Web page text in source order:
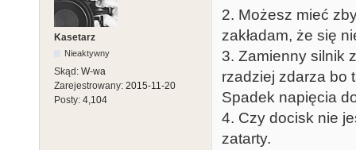
Kasetarz
Nieaktywny
Skąd: W-wa
Zarejestrowany: 2015-11-20
Posty: 4,104
2. Możesz mieć
zakładam, że się
3. Zamienny silnik
rzadziej zdarza bo
Spadek napięcia
4. Czy docisk nie
zatarty.